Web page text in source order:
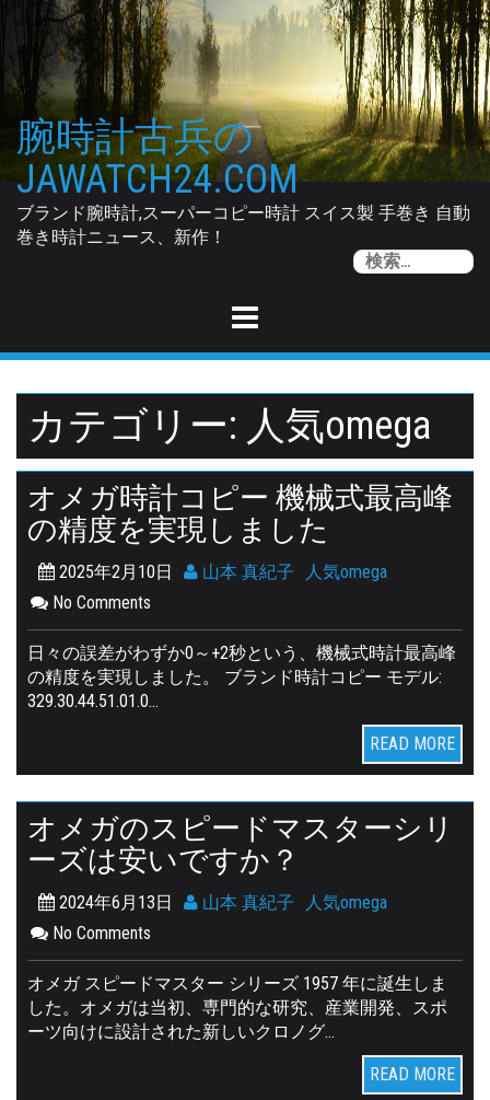
content
腕時計古兵の
JAWATCH24.COM
ブランド腕時計,スーパーコピー時計 スイス製 手巻き 自動
巻き時計ニュース、新作！
カテゴリー: 人気omega
オメガ時計コピー 機械式最高峰
の精度を実現しました
2025年2月10日 山本 真紀子
人気omega
No Comments
日々の誤差がわずか0～+2秒という、機械式時計最高峰
の精度を実現しました。 ブランド時計コピー モデル:
329.30.44.51.01.0…
READ MORE
オメガのスピードマスターシリ
ーズは安いですか？
2024年6月13日 山本 真紀子
人気omega
No Comments
オメガ スピードマスター シリーズ 1957 年に誕生しま
した。オメガは当初、専門的な研究、産業開発、スポ
ーツ向けに設計された新しいクロノグ…
READ MORE